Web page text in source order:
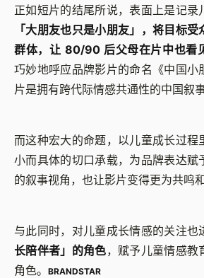
正如短片的结尾所说，表面上是记录
「大朋友也只是小朋友」，将目标
群体，让 80/90 后父母在片中也看
巧妙地呼应品牌影片的命名《中国小
片是拥有跨代际情感共通性的中国叙事
而这种宏大的命题，以儿童成长过程
小而具体的切口承载，为品牌表达赋
的叙事视角，也让影片变得更为共鸣和
与此同时，对儿童成长情感的关注也
长陪伴者」的角色，赋予儿童情感教
角色。
BRANDSTAR